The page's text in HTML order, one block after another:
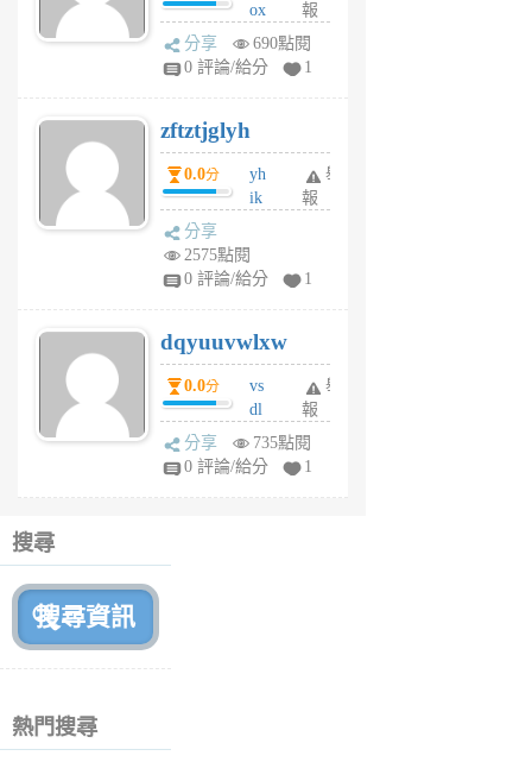
前
ox
rh
pe
月
前
報
分享
690點閱
0 評論/給分
1
zftztjglyh
0.0分
yh
ik
tu
6
個
月
前
舉
報
分享
2575點閱
0 評論/給分
1
dqyuuvwlxw
0.0分
vs
dl
sq
fy
舉
報
分享
735點閱
0 評論/給分
1
搜尋
熱門搜尋